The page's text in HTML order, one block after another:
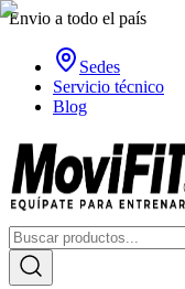
Envio a todo el país
Sedes
Servicio técnico
Blog